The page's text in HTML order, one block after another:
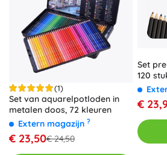
(1)
Set van aquarelpotloden in
metalen doos, 72 kleuren
Extern magazijn ?
€ 23,50€ 24,50
Set
120
€